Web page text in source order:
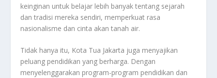
keinginan untuk belajar lebih banyak tentang sejarah
dan tradisi mereka sendiri, memperkuat rasa
nasionalisme dan cinta akan tanah air.
Tidak hanya itu, Kota Tua Jakarta juga menyajikan
peluang pendidikan yang berharga. Dengan
menyelenggarakan program-program pendidikan dan